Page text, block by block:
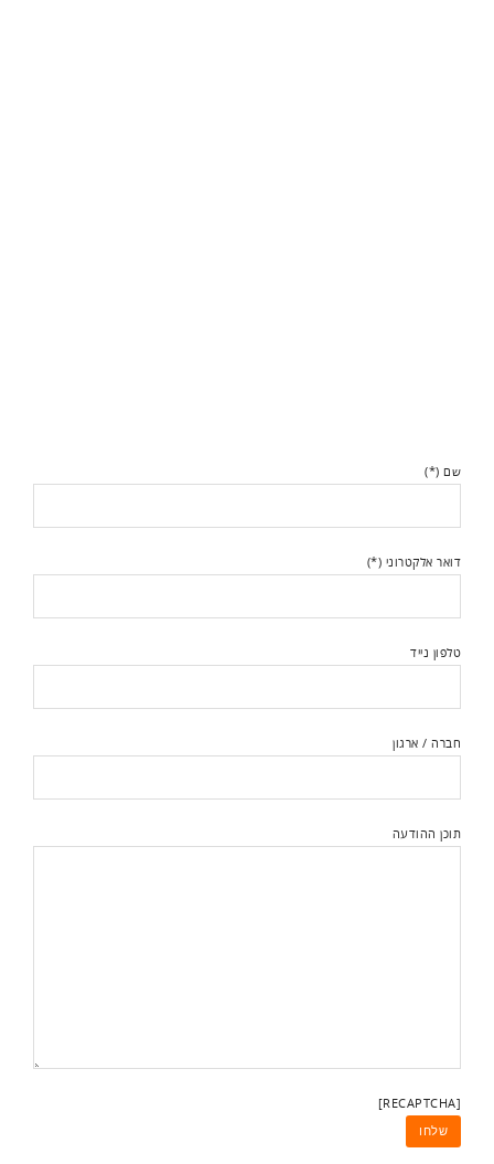
שם (*)
דואר אלקטרוני (*)
טלפון נייד
חברה / ארגון
תוכן ההודעה
[RECAPTCHA]